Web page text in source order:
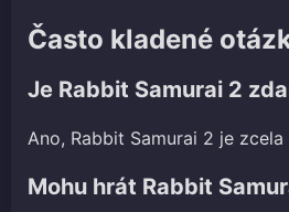
Často kladené
Je Rabbit Samurai 2
Ano, Rabbit Samurai 2 je
Mohu hrát Rabbit